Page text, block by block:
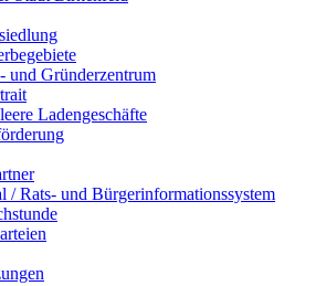
und Gründerzentrum
Ladengeschäfte
/ Rats- und Bürgerinformationssystem